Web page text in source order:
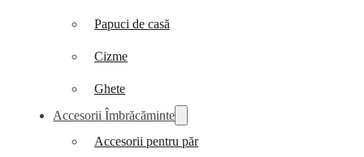
Papuci de casă
Cizme
Ghete
Accesorii Îmbrăcăminte
Accesorii pentru păr